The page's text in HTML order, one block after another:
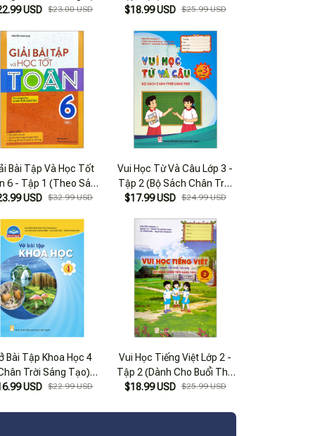
USD
$23.00 USD
Sáng Tạo)
$18.99 USD $25.99 USD
Bài Tập Và Học Tốt
6 - Tập 1 (Theo Sách
Khoa Chân Trời Sáng
USD $32.99 USD
Vui Học Từ Và Câu Lớp 3 -
Tập 2 (Bộ Sách Chân Trời
Sáng Tạo) (Tái Bản 2022)
$17.99 USD $24.99 USD
Bài Tập Khoa Học 4
Trời Sáng Tạo)
(Chuẩn)
USD $22.99 USD
Vui Học Tiếng Việt Lớp 2 -
Tập 2 (Dành Cho Buổi Thứ
Hai) (Bộ Sách Chân Trời
$18.99 USD $25.99 USD